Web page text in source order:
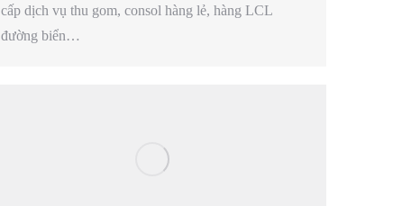
cấp dịch vụ thu gom, consol hàng lẻ, hàng LCL
đường biển…